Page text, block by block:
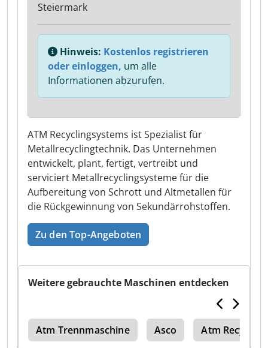
ATM Recyclingsystems ist Spezialist für
Metallrecyclingtechnik. Das Unternehmen
entwickelt, plant, fertigt, vertreibt und
serviciert Metallrecyclingsysteme für die
Aufbereitung von Schrott und Altmetallen für
die Rückgewinnung von Sekundärrohstoffen.
Zu den Top-Angeboten
Steiermark
Hinweis: Kostenlos registrieren
oder einloggen, um alle
Informationen abzurufen.
Weitere gebrauchte Maschinen entdecken
Atm Trennmaschine Asco Atm